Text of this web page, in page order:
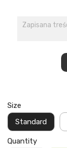
Size
Standard
Quantity